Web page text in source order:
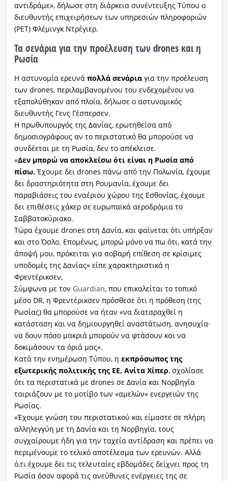
αντιδράμε», δήλωσε στη διάρκεια συνέντευξης Τύπου ο
διευθυντής επιχειρήσεων των υπηρεσιών πληροφοριών
(PET) Φλέμινγκ Ντρέγιερ.
Τα σενάρια για την προέλευση των drones και η
Ρωσία
Η αστυνομία ερευνά πολλά σενάριαγια την προέλευση
των drones, περιλαμβανομένου του ενδεχομένου να
εξαπολύθηκαν από πλοία, δήλωσε ο αστυνομικός
διευθυντής Γενς Γέσπερσεν.
Η πρωθυπουργός της Δανίας, ερωτηθείσα από
δημοσιογράφους αν το περιστατικό θα μπορούσε να
συνδέεται με τη Ρωσία, δεν το απέκλεισε.
«Δεν μπορώ να αποκλείσω ότι είναι η Ρωσία από
πίσω.Έχουμε δει drones πάνω από την Πολωνία, έχουμε
δει δραστηριότητα στη Ρουμανία, έχουμε δει
παραβιάσεις του εναέριου χώρου της Εσθονίας, έχουμε
δει επιθέσεις χάκερ σε ευρωπαϊκά αεροδρόμια το
Σαββατοκύριακο.
Τώρα έχουμε drones στη Δανία, και φαίνεται ότι υπήρξαν
και στο Όσλο. Επομένως, μπορώ μόνο να πω ότι, κατά την
άποψή μου, πρόκειται για σοβαρή επίθεση σε κρίσιμες
υποδομές της Δανίας» είπε χαρακτηριστικά η
Φρεντέρικσεν,
Σύμφωνα με τον Guardian, που επικαλείται το τοπικό
μέσο DR, η Φρεντέρικσεν πρόσθεσε ότι η πρόθεση (της
Ρωσίας) θα μπορούσε να ήταν «να διαταραχθεί η
κατάσταση και να δημιουργηθεί αναστάτωση, ανησυχία·
να δουν πόσο μακριά μπορούν να φτάσουν και να
δοκιμάσουν τα όριά μας».
Κατά την ενημέρωση Τύπου, η εκπρόσωπος της
εξωτερικής πολιτικής της ΕΕ, Ανίτα Χίπερ, σχολίασε
ότι τα περιστατικά με drones σε Δανία και Νορβηγία
ταιριάζουν με το μοτίβο των «αμελών» ενεργειών της
Ρωσίας.
«Έχουμε γνώση του περιστατικού και είμαστε σε πλήρη
αλληλεγγύη με τη Δανία και τη Νορβηγία, τους
συγχαίρουμε ήδη για την ταχεία αντίδραση και πρέπει να
περιμένουμε το τελικό αποτέλεσμα των ερευνών. Αλλά
ό,τι έχουμε δει τις τελευταίες εβδομάδες δείχνει προς τη
Ρωσία όσον αφορά τις ανεύθυνες ενέργειες της σε